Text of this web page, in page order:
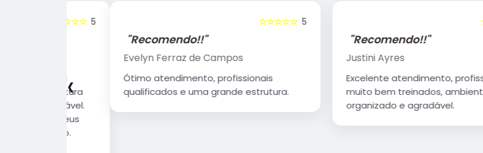
5
☆☆☆☆☆
"Recomendo!!"
Evelyn Ferraz de Campos
Ótimo atendimento, profissionais
qualificados e uma grande estrutura.
☆☆☆☆☆
"Recomendo!!"
Justini Ayres
Excelente atendimento, profissionais
muito bem treinados, ambiente muito
organizado e agradável.
‹